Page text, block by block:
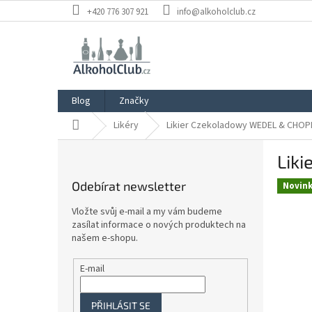
na
+420 776 307 921 info@alkoholclub.cz
Blog
Značky
Domů Likéry Likier Czekoladowy WEDEL &
Odebírat newsletter
Vložte svůj e-mail a my vám budeme
zasílat informace o nových produktech na
našem e-shopu.
E-mail
PŘIHLÁSIT SE